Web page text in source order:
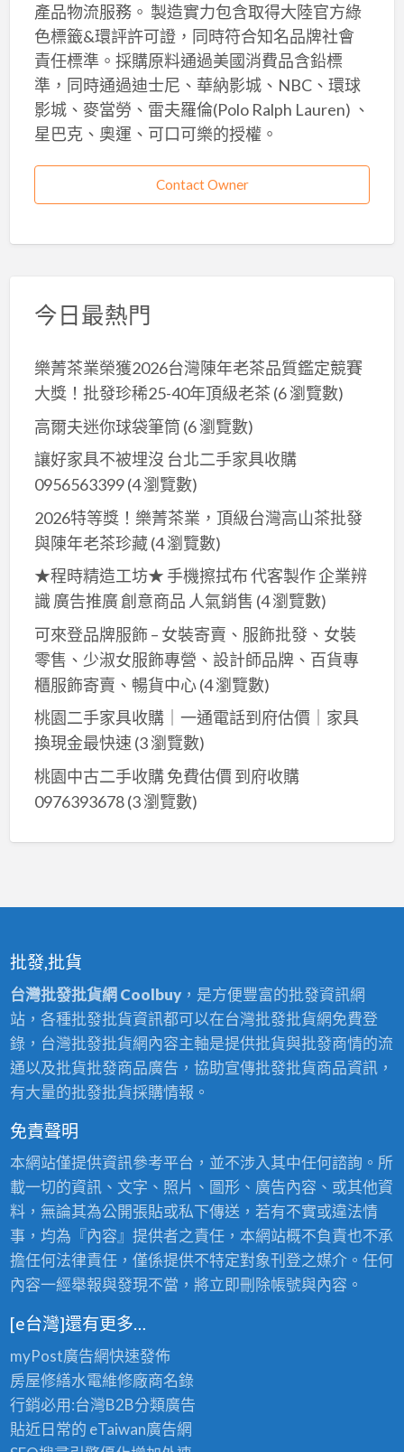
產品物流服務。 製造實力包含取得大陸官方綠
色標籤&環評許可證，同時符合知名品牌社會
責任標準。採購原料通過美國消費品含鉛標
準，同時通過迪士尼、華納影城、NBC、環球
影城、麥當勞、雷夫羅倫(Polo Ralph Lauren) 、
星巴克、奧運、可口可樂的授權。
Contact Owner
今日最熱門
樂菁茶業榮獲2026台灣陳年老茶品質鑑定競賽
大獎！批發珍稀25-40年頂級老茶 (6 瀏覽數)
高爾夫迷你球袋筆筒(6 瀏覽數)
讓好家具不被埋沒 台北二手家具收購
0956563399(4 瀏覽數)
2026特等獎！樂菁茶業，頂級台灣高山茶批發
與陳年老茶珍藏(4 瀏覽數)
★程時精造工坊★ 手機擦拭布 代客製作 企業辨
識 廣告推廣 創意商品 人氣銷售 (4 瀏覽數)
可來登品牌服飾 – 女裝寄賣、服飾批發、女裝
零售、少淑女服飾專營、設計師品牌、百貨專
櫃服飾寄賣、暢貨中心(4 瀏覽數)
桃園二手家具收購｜一通電話到府估價｜家具
換現金最快速 (3 瀏覽數)
桃園中古二手收購 免費估價 到府收購
0976393678(3 瀏覽數)
批發,批貨
台灣批發批貨網 Coolbuy，是方便豐富的批發資訊網
站，各種批發批貨資訊都可以在台灣批發批貨網免費登
錄，台灣批發批貨網內容主軸是提供批貨與批發商情的流
通以及批貨批發商品廣告，協助宣傳批發批貨商品資訊，
有大量的批發批貨採購情報。
免責聲明
本網站僅提供資訊參考平台，並不涉入其中任何諮詢。所
載一切的資訊、文字、照片、圖形、廣告內容、或其他資
料，無論其為公開張貼或私下傳送，若有不實或違法情
事，均為『內容』提供者之責任，本網站概不負責也不承
擔任何法律責任，僅係提供不特定對象刊登之媒介。任何
內容一經舉報與發現不當，將立即刪除帳號與內容。
[e台灣]還有更多…
myPost廣告網快速發佈
房屋修繕水電維修廠商名錄
行銷必用:台灣B2B分類廣告
貼近日常的 eTaiwan廣告網